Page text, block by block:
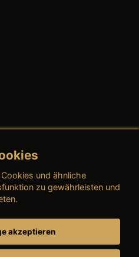
und ähnliche
zu gewährleisten und
akzeptieren